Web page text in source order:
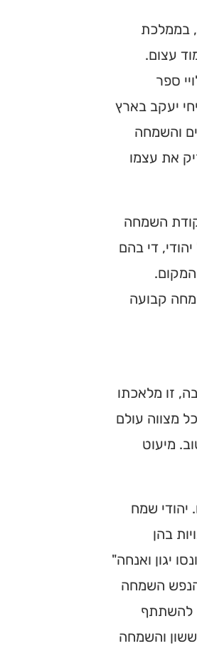
בממלכת
עצום.
ספר
יעקב בארץ
והשמחה
את עצמו
השמחה
די בהם
קבועה
זו מלאכתו
מצווה עולם
מיעוט
יהודי שמח
בהן
יגון ואנחה"
הנפש השמחה
להשתתף
והשמחה